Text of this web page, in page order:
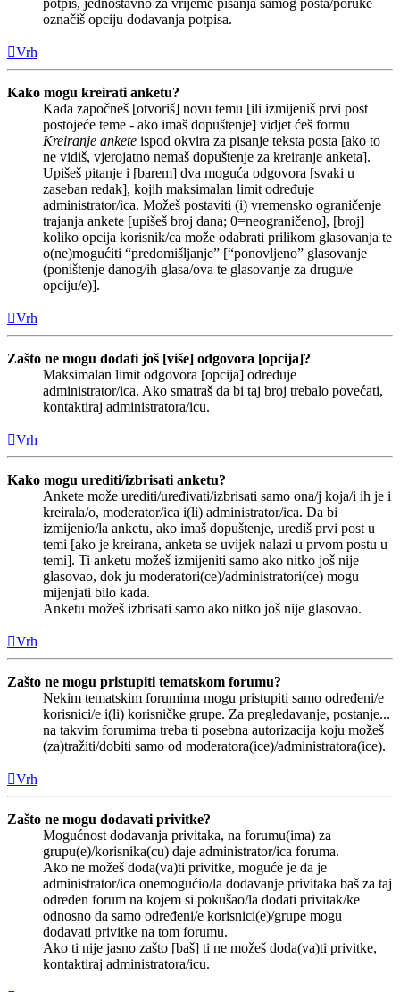
označiš opciju dodavanja potpisa.
Vrh
Kako mogu kreirati anketu?
Kada započneš [otvoriš] novu temu [ili izmijeniš prvi post
postojeće teme - ako imaš dopuštenje] vidjet ćeš formu
Kreiranje ankete ispod okvira za pisanje teksta posta [ako to
ne vidiš, vjerojatno nemaš dopuštenje za kreiranje anketa].
Upišeš pitanje i [barem] dva moguća odgovora [svaki u
zaseban redak], kojih maksimalan limit određuje
administrator/ica. Možeš postaviti (i) vremensko ograničenje
trajanja ankete [upišeš broj dana; 0=neograničeno], [broj]
koliko opcija korisnik/ca može odabrati prilikom glasovanja te
o(ne)mogućiti “predomišljanje” [“ponovljeno” glasovanje
(poništenje danog/ih glasa/ova te glasovanje za drugu/e
opciju/e)].
Vrh
Zašto ne mogu dodati još [više] odgovora [opcija]?
Maksimalan limit odgovora [opcija] određuje
administrator/ica. Ako smatraš da bi taj broj trebalo povećati,
kontaktiraj administratora/icu.
Vrh
Kako mogu urediti/izbrisati anketu?
Ankete može urediti/uređivati/izbrisati samo ona/j koja/i ih je i
kreirala/o, moderator/ica i(li) administrator/ica. Da bi
izmijenio/la anketu, ako imaš dopuštenje, urediš prvi post u
temi [ako je kreirana, anketa se uvijek nalazi u prvom postu u
temi]. Ti anketu možeš izmijeniti samo ako nitko još nije
glasovao, dok ju moderatori(ce)/administratori(ce) mogu
mijenjati bilo kada.
Anketu možeš izbrisati samo ako nitko još nije glasovao.
Vrh
Zašto ne mogu pristupiti tematskom forumu?
Nekim tematskim forumima mogu pristupiti samo određeni/e
korisnici/e i(li) korisničke grupe. Za pregledavanje, postanje...
na takvim forumima treba ti posebna autorizacija koju možeš
(za)tražiti/dobiti samo od moderatora(ice)/administratora(ice).
Vrh
Zašto ne mogu dodavati privitke?
Mogućnost dodavanja privitaka, na forumu(ima) za
grupu(e)/korisnika(cu) daje administrator/ica foruma.
Ako ne možeš doda(va)ti privitke, moguće je da je
administrator/ica onemogućio/la dodavanje privitaka baš za taj
određen forum na kojem si pokušao/la dodati privitak/ke
odnosno da samo određeni/e korisnici(e)/grupe mogu
dodavati privitke na tom forumu.
Ako ti nije jasno zašto [baš] ti ne možeš doda(va)ti privitke,
kontaktiraj administratora/icu.